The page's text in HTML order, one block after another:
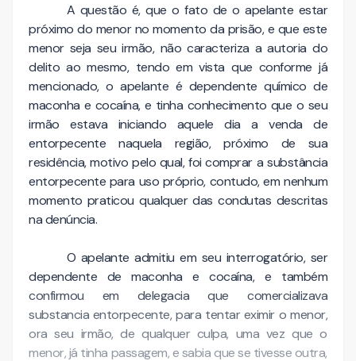
A questão é, que o fato de o apelante estar
próximo do menor no momento da prisão, e que este
menor seja seu irmão, não caracteriza a autoria do
delito ao mesmo, tendo em vista que conforme já
mencionado, o apelante é dependente químico de
maconha e cocaína, e tinha conhecimento que o seu
irmão estava iniciando aquele dia a venda de
entorpecente naquela região, próximo de sua
residência, motivo pelo qual, foi comprar a substância
entorpecente para uso próprio, contudo, em nenhum
momento praticou qualquer das condutas descritas
na denúncia.
O apelante admitiu em seu interrogatório, ser
dependente de maconha e cocaína, e também
confirmou em delegacia que comercializava
substancia entorpecente, para tentar eximir o menor,
ora seu irmão, de qualquer culpa, uma vez que o
menor, já tinha passagem, e sabia que se tivesse outra,